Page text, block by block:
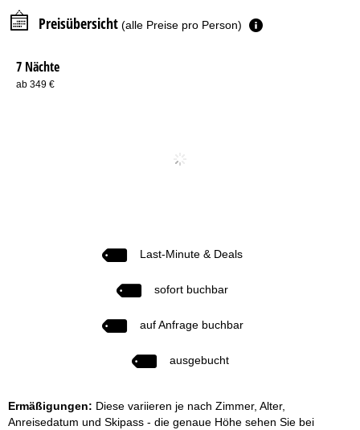
Preisübersicht (alle Preise pro Person)
7 Nächte
ab 349 €
Last-Minute & Deals
sofort buchbar
auf Anfrage buchbar
ausgebucht
Ermäßigungen: Diese variieren je nach Zimmer, Alter,
Anreisedatum und Skipass - die genaue Höhe sehen Sie bei